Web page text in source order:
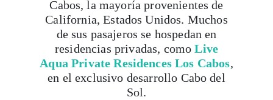
Cabos, la mayoría provenientes de
California, Estados Unidos. Muchos
de sus pasajeros se hospedan en
residencias privadas, comoLive
Aqua Private Residences Los Cabos,
en el exclusivo desarrollo Cabo del
Sol.